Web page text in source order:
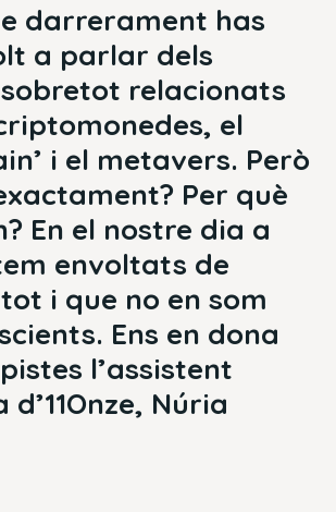
darrerament has
a parlar dels
sobretot relacionats
el
i el metavers. Però
Per què
En el nostre dia a
envoltats de
tot i que no en som
Ens en dona
l’assistent
Núria